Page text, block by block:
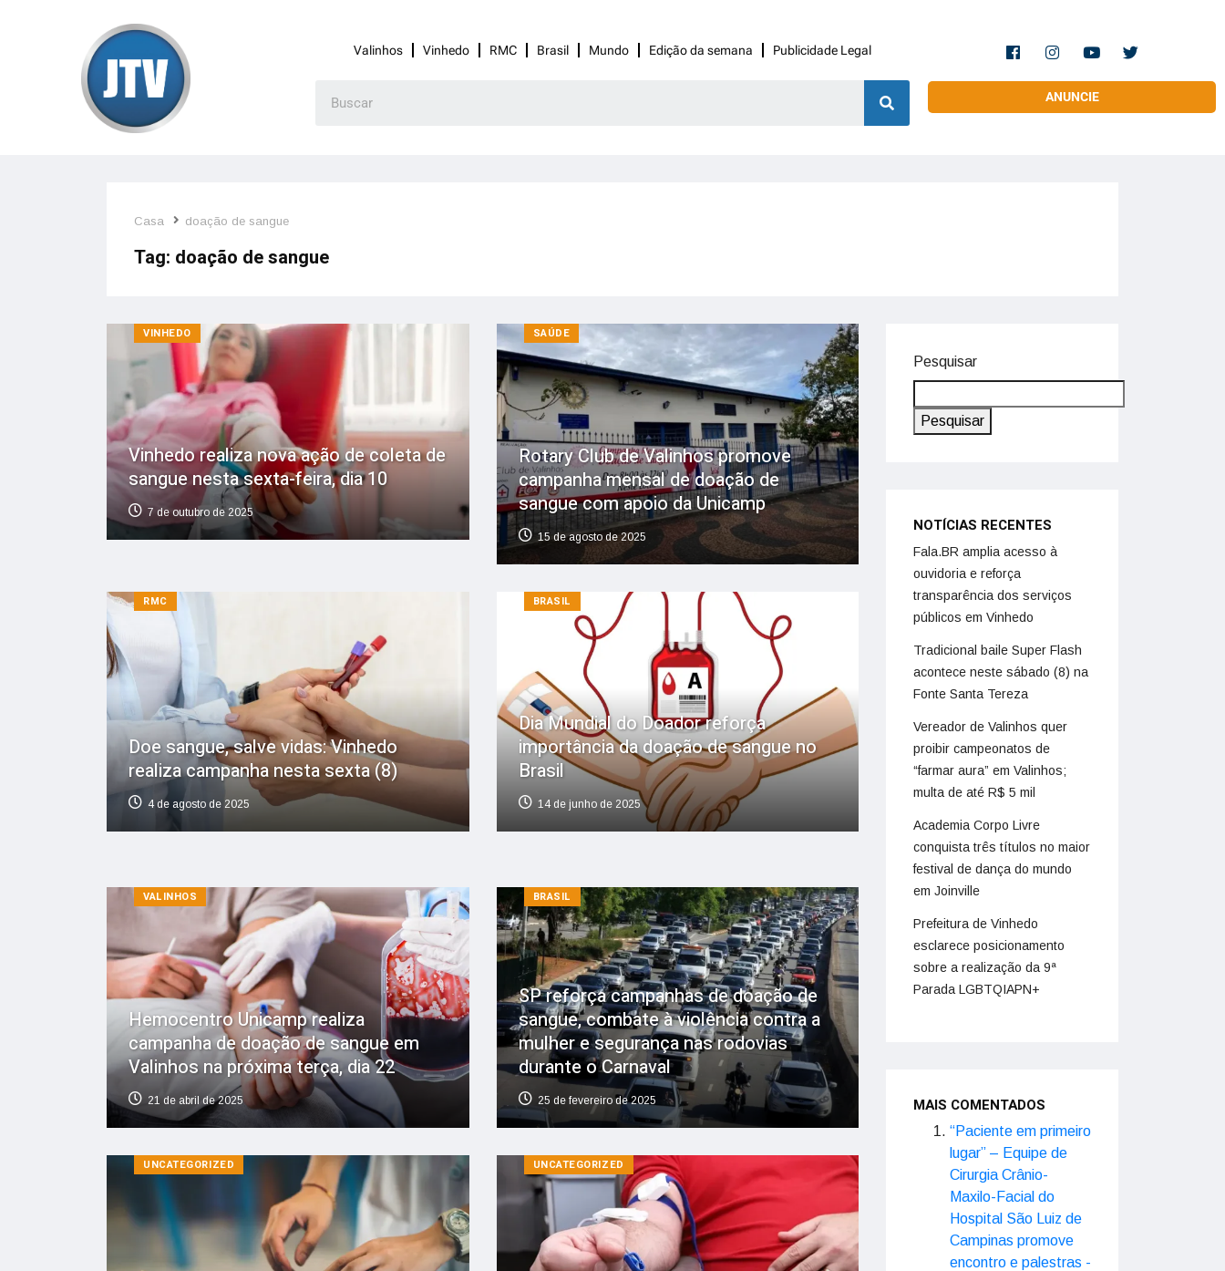
Valinhos Vinhedo RMC Brasil Mundo Edição da semana Publicidade Legal
ANUNCIE
Casa doação de sangue
Tag: doação de sangue
VINHEDO
Vinhedo realiza nova ação de coleta de
sangue nesta sexta-feira, dia 10
7 de outubro de 2025
SAÚDE
Rotary Club de Valinhos promove
campanha mensal de doação de
sangue com apoio da Unicamp
15 de agosto de 2025
RMC
Doe sangue, salve vidas: Vinhedo
realiza campanha nesta sexta (8)
4 de agosto de 2025
BRASIL
Dia Mundial do Doador reforça
importância da doação de sangue no
Brasil
14 de junho de 2025
VALINHOS
Hemocentro Unicamp realiza
campanha de doação de sangue em
Valinhos na próxima terça, dia 22
21 de abril de 2025
BRASIL
SP reforça campanhas de doação de
sangue, combate à violência contra a
mulher e segurança nas rodovias
durante o Carnaval
25 de fevereiro de 2025
UNCATEGORIZED UNCATEGORIZED
Pesquisar
Pesquisar
NOTÍCIAS RECENTES
Fala.BR amplia acesso à
ouvidoria e reforça
transparência dos serviços
públicos em Vinhedo
Tradicional baile Super Flash
acontece neste sábado (8) na
Fonte Santa Tereza
Vereador de Valinhos quer
proibir campeonatos de
“farmar aura” em Valinhos;
multa de até R$ 5 mil
Academia Corpo Livre
conquista três títulos no maior
festival de dança do mundo
em Joinville
Prefeitura de Vinhedo
esclarece posicionamento
sobre a realização da 9ª
Parada LGBTQIAPN+
MAIS COMENTADOS
“Paciente em primeiro
lugar” – Equipe de
Cirurgia Crânio-
Maxilo-Facial do
Hospital São Luiz de
Campinas promove
encontro e palestras -